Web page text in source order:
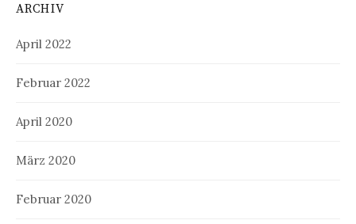
ARCHIV
April 2022
Februar 2022
April 2020
März 2020
Februar 2020